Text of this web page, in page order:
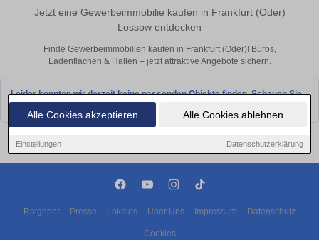
Alle Cookies akzeptieren Alle Cookies ablehnen
Einstellungen Datenschutzerklärung
Jetzt eine Gewerbeimmobilie kaufen in Frankfurt (Oder)
Lossow entdecken
Finde Gewerbeimmobilien kaufen in Frankfurt (Oder)! Büros,
Ladenflächen & Hallen – jetzt attraktive Angebote sichern.
Leider konnten wir derzeit keine passenden Objekte finden. Schauen Sie
Ratgeber Presse Lokales Über Uns Impressum Datenschutz
Cookies